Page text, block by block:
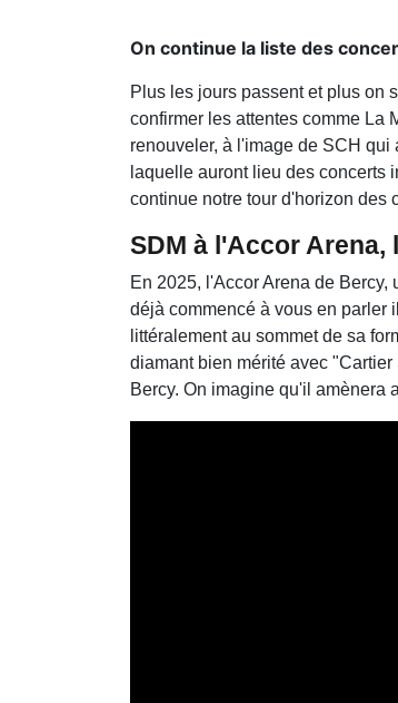
On continue la liste des
Plus les jours passent et plus on
confirmer les attentes comme La
renouveler, à l'image de SCH
laquelle auront lieu des concerts
continue notre tour d'horizon des
SDM à l'Accor Arena,
En 2025, l'Accor Arena de
déjà commencé à vous en parler
littéralement au sommet de sa
diamant bien mérité avec
Bercy. On imagine qu'il amènera